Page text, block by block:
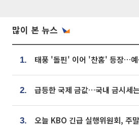
많이 본 뉴스
1.
2. 급등한 국제 금값…국내 금시세
3. 오늘 KBO 긴급 실행위원회, 주